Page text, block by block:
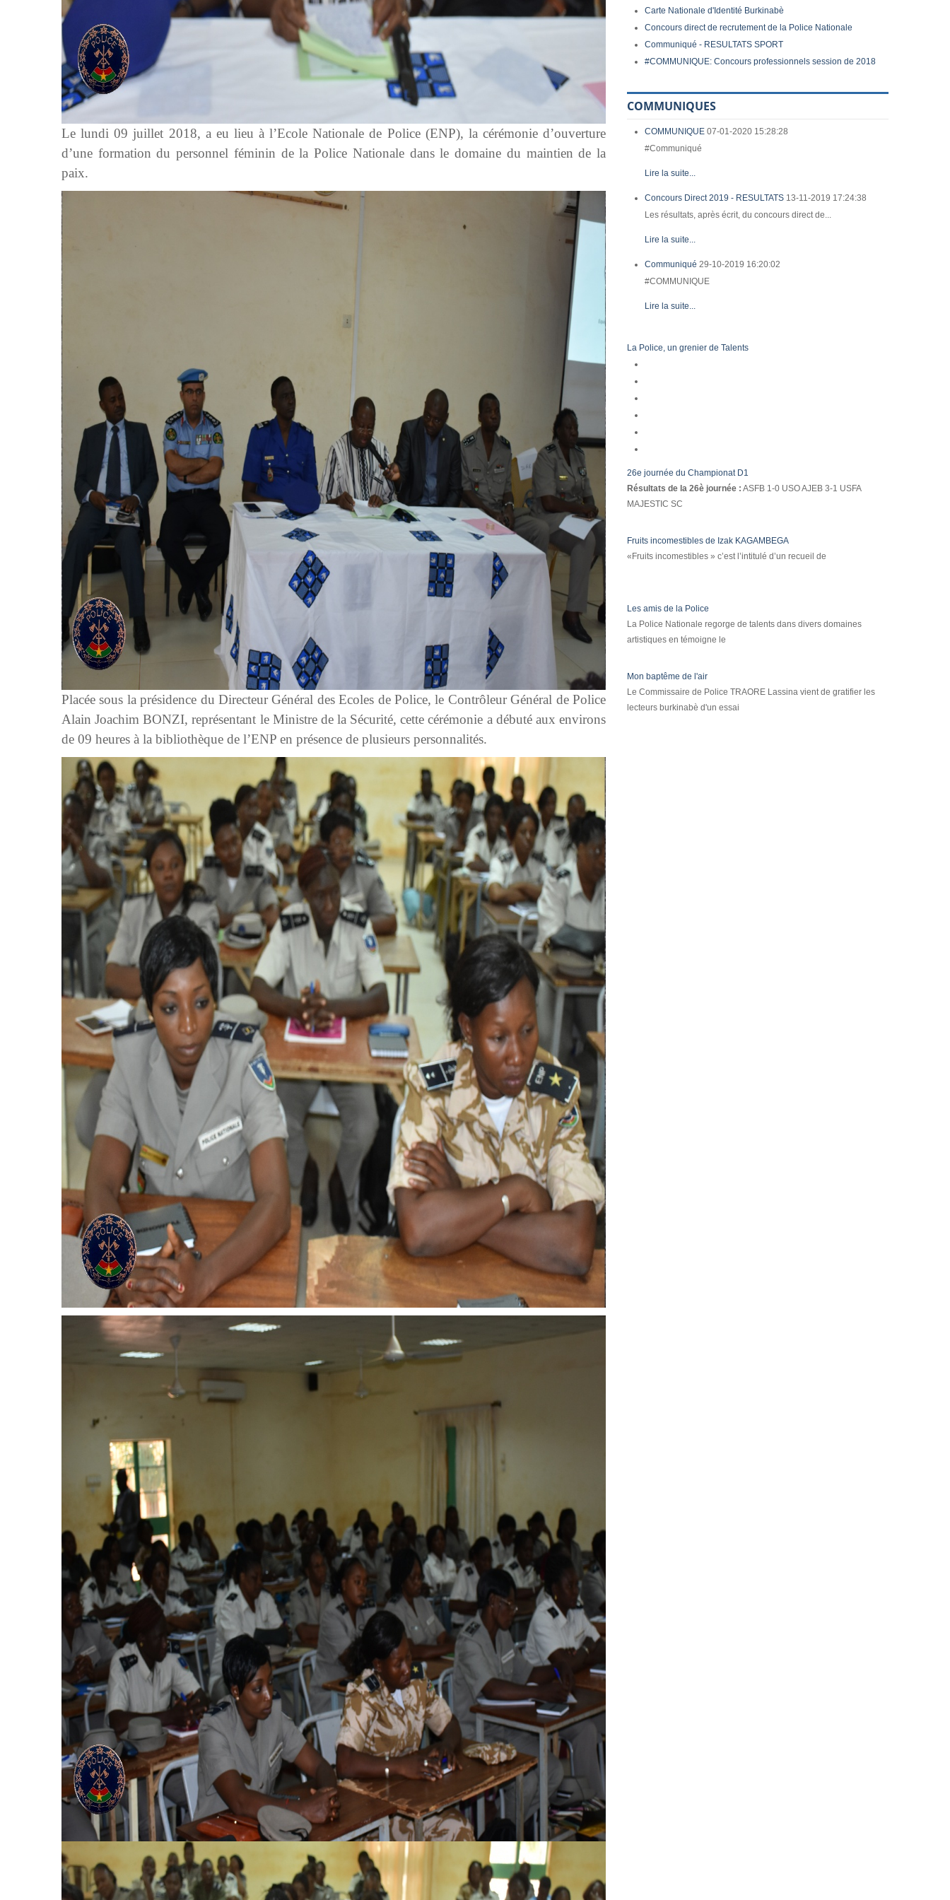
Le lundi 09 juillet 2018, a eu lieu à l’Ecole Nationale de Police (ENP), la cérémonie d’ouverture
d’une formation du personnel féminin de la Police Nationale dans le domaine du maintien de la
paix.
Placée sous la présidence du Directeur Général des Ecoles de Police, le Contrôleur Général de Police
Alain Joachim BONZI, représentant le Ministre de la Sécurité, cette cérémonie a débuté aux environs
de 09 heures à la bibliothèque de l’ENP en présence de plusieurs personnalités.
Carte Nationale d'Identité Burkinabè
Concours direct de recrutement de la Police Nationale
Communiqué - RESULTATS SPORT
#COMMUNIQUE: Concours professionnels session de 2018
COMMUNIQUES
COMMUNIQUE 07-01-2020 15:28:28
#Communiqué
Lire la suite...
Concours Direct 2019 - RESULTATS 13-11-2019 17:24:38
Les résultats, après écrit, du concours direct de...
Lire la suite...
Communiqué 29-10-2019 16:20:02
#COMMUNIQUE
Lire la suite...
La Police, un grenier de Talents
26e journée du Championat D1
Résultats de la 26è journée : ASFB 1-0 USO AJEB 3-1 USFA
MAJESTIC SC
Fruits incomestibles de Izak KAGAMBEGA
«Fruits incomestibles » c’est l’intitulé d’un recueil de
Les amis de la Police
La Police Nationale regorge de talents dans divers domaines
artistiques en témoigne le
Mon baptême de l'air
Le Commissaire de Police TRAORE Lassina vient de gratifier les
lecteurs burkinabè d'un essai